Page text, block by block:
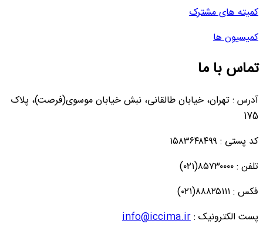
کمیته های مشترک
کمیسیون ها
تماس با ما
آدرس : تهران، خیابان طالقانی، نبش خیابان موسوی(فرصت)، پلاک
175
کد پستی : ۱۵۸۳۶۴۸۴۹۹
تلفن : ۸۵۷۳۰۰۰۰(۰۲۱)
فکس : ۸۸۸۲۵۱۱۱(۰۲۱)
پست الکترونیک :info@iccima.ir